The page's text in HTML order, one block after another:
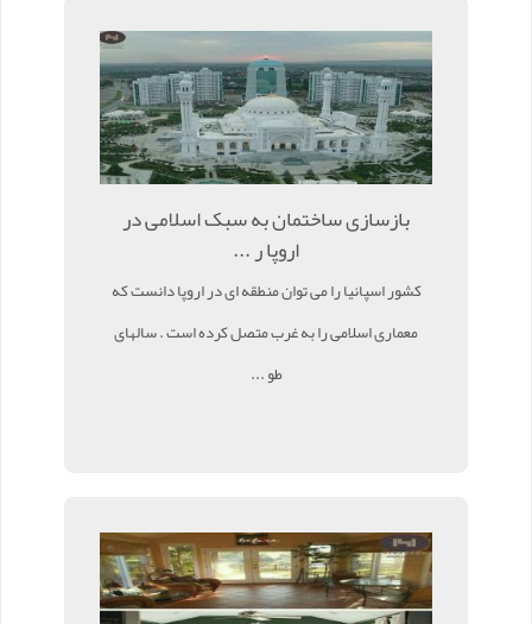
بازسازی ساختمان به سبک اسلامی در
اروپا ر ...
کشور اسپانیا را می توان منطقه ای در اروپا دانست که
معماری اسلامی را به غرب متصل کرده است . سالهای
طو ...